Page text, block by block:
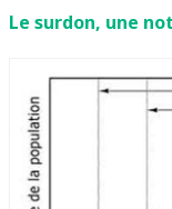
Le surdon, une